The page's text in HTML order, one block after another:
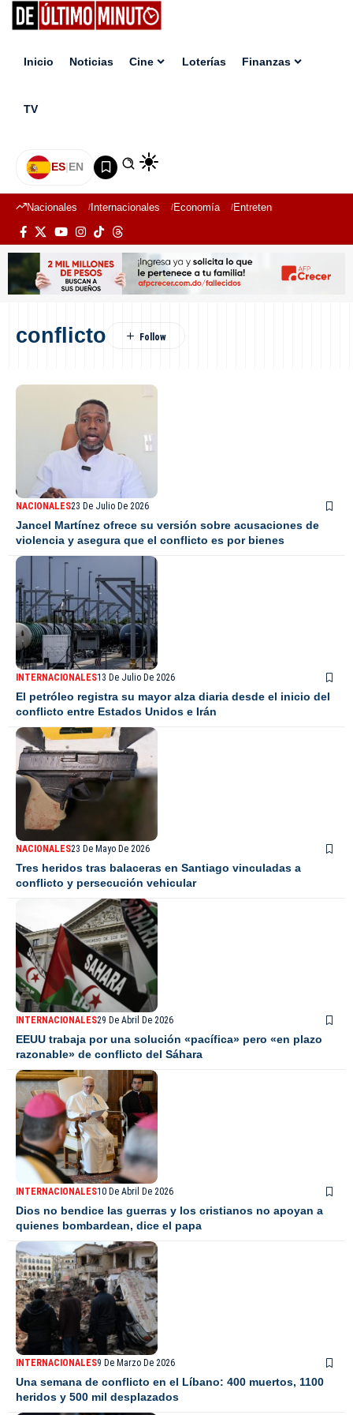
Inicio Noticias Cine Loterías Finanzas
TV
ES|EN
Nacionales Internacionales Economía Entretenimiento
conflicto
NACIONALES23 De Julio De 2026
Jancel Martínez ofrece su versión sobre acusaciones de
violencia y asegura que el conflicto es por bienes
INTERNACIONALES13 De Julio De 2026
El petróleo registra su mayor alza diaria desde el inicio del
conflicto entre Estados Unidos e Irán
NACIONALES23 De Mayo De 2026
Tres heridos tras balaceras en Santiago vinculadas a
conflicto y persecución vehicular
INTERNACIONALES29 De Abril De 2026
EEUU trabaja por una solución «pacífica» pero «en plazo
razonable» de conflicto del Sáhara
INTERNACIONALES10 De Abril De 2026
Dios no bendice las guerras y los cristianos no apoyan a
quienes bombardean, dice el papa
INTERNACIONALES9 De Marzo De 2026
Una semana de conflicto en el Líbano: 400 muertos, 1100
heridos y 500 mil desplazados